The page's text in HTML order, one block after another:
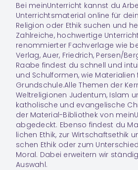
Bei meinUnterricht kannst du
Unterrichtsmaterial online für
Religion oder Ethik suchen und
Zahlreiche, hochwertige
renommierter Fachverlage wie
Verlag, Auer, Friedrich, Persen/
Raabe findest du schnell und
und Schulformen, wie Materialien
Grundschule.Alle Themen der
Weltreligionen Judentum, Islam
katholische und evangelische
der Material-Bibliothek von
abgedeckt. Ebenso findest du
li­chen Ethik, zur Wirt­schafts­ethik
schen Ethik oder zum
Moral. Dabei erwei­tern wir
Auswahl.